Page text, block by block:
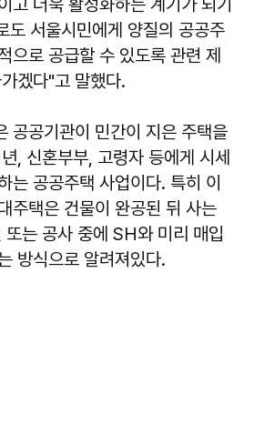
고 더욱 활성화하는 계기가 되기
도 서울시민에게 양질의 공공주
으로 공급할 수 있도록 관련 제
겠다"고 말했다.
공공기관이 민간이 지은 주택을
, 신혼부부, 고령자 등에게 시세
는 공공주택 사업이다. 특히 이
주택은 건물이 완공된 뒤 사는
또는 공사 중에 SH와 미리 매입
방식으로 알려져있다.